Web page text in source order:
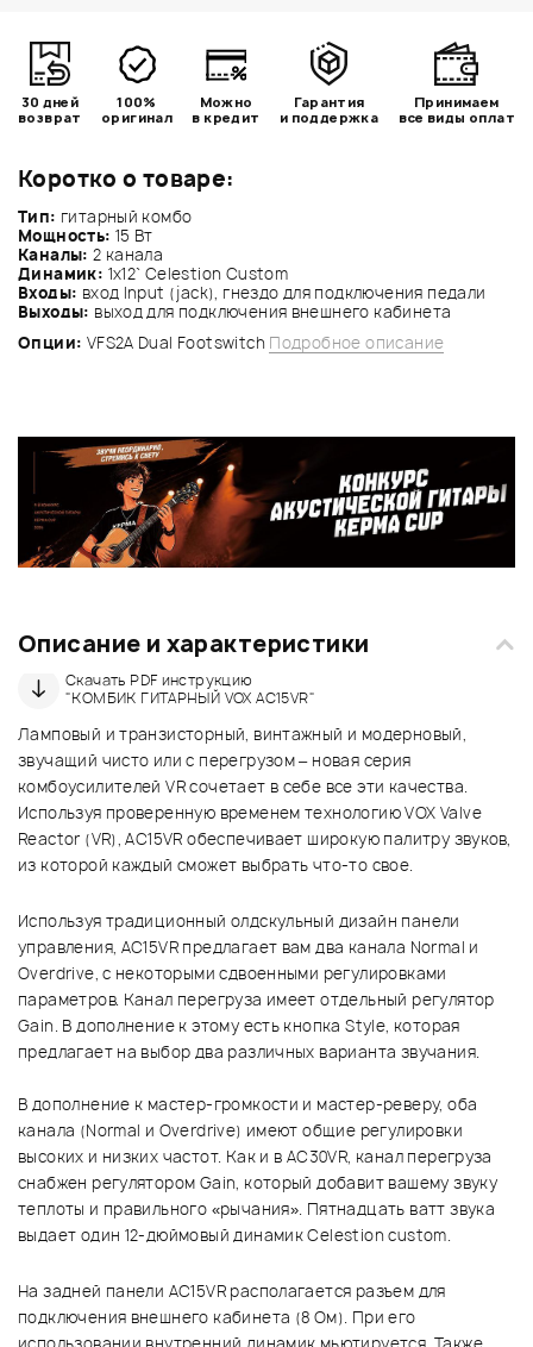
Коротко о товаре:
Тип: гитарный комбо
Мощность: 15 Вт
Каналы: 2 канала
Динамик: 1х12` Celestion Custom
Входы: вход Input (jack), гнездо для подключения педали
Выходы: выход для подключения внешнего кабинета
Опции: VFS2A Dual Footswitch Подробное описание
30 дней
возврат
100%
оригинал
Можно
в кредит
Гарантия
и поддержка
Принимаем
все виды оплат
Описание и характеристики
Скачать PDF инструкцию
"КОМБИК ГИТАРНЫЙ VOX AC15VR"
Ламповый и транзисторный, винтажный и модерновый,
звучащий чисто или с перегрузом – новая серия
комбоусилителей VR сочетает в себе все эти качества.
Используя проверенную временем технологию VOX Valve
Reactor (VR), AC15VR обеспечивает широкую палитру звуков,
из которой каждый сможет выбрать что-то свое.
Используя традиционный олдскульный дизайн панели
управления, АС15VR предлагает вам два канала Normal и
Overdrive, с некоторыми сдвоенными регулировками
параметров. Канал перегруза имеет отдельный регулятор
Gain. В дополнение к этому есть кнопка Style, которая
предлагает на выбор два различных варианта звучания.
В дополнение к мастер-громкости и мастер-реверу, оба
канала (Normal и Overdrive) имеют общие регулировки
высоких и низких частот. Как и в AC30VR, канал перегруза
снабжен регулятором Gain, который добавит вашему звуку
теплоты и правильного «рычания». Пятнадцать ватт звука
выдает один 12-дюймовый динамик Celestion custom.
На задней панели AC15VR располагается разъем для
подключения внешнего кабинета (8 Ом). При его